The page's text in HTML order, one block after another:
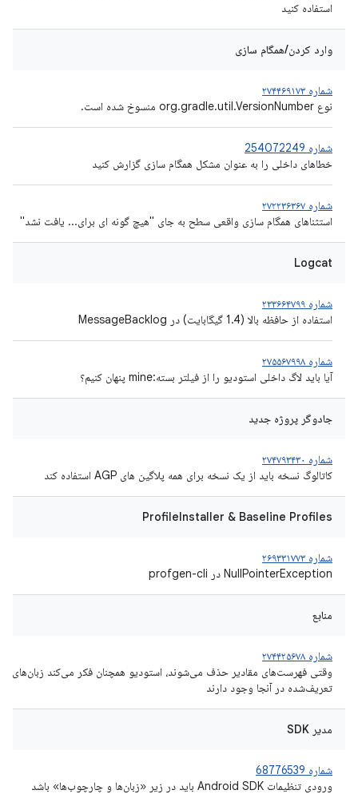
استفاده کنید
وارد کردن/همگام سازی
شماره ۲۷۴۴۶۹۱۷۳
نوع org.gradle.util.VersionNumber منسوخ شده است.
شماره 254072249
خطاهای داخلی را به عنوان مشکل همگام سازی گزارش کنید
شماره ۲۷۲۲۳۶۳۶۷
استثناهای همگام سازی واقعی سطح به جای "هیچ گونه ای برای... یافت نشد"
Logcat
شماره ۲۳۳۶۶۴۷۹۹
استفاده از حافظه بالا (1.4 گیگابایت) در MessageBacklog
شماره ۲۷۵۵۶۷۹۹۸
آیا باید لاگ داخلی استودیو را از فیلتر بسته:mine پنهان کنیم؟
جادوگر پروژه جدید
شماره ۲۷۴۷۹۳۴۳۰
کاتالوگ نسخه باید از یک نسخه برای همه پلاگین های AGP استفاده کند
ProfileInstaller & Baseline Profiles
شماره ۲۶۹۳۳۱۷۷۳
NullPointerException در profgen-cli
منابع
شماره ۲۷۴۴۲۵۶۷۸
وقتی فهرست‌های مقادیر حذف می‌شوند، استودیو همچنان فکر می‌کند زبان‌های
تعریف‌شده در آنجا وجود دارند
مدیر SDK
شماره 68776539
ورودی تنظیمات Android SDK باید در زیر «زبان‌ها و چارچوب‌ها» باشد